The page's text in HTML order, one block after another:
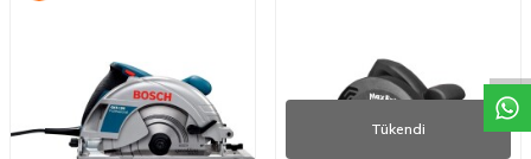
Tükendi